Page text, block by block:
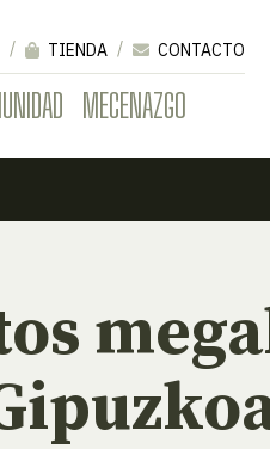
MECENAZGO
TIENDA
CONTACTO